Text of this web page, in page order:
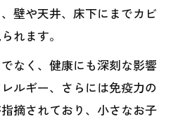
壁や天井、床下にまでカビ
れます。
なく、健康にも深刻な影響
ルギー、さらには免疫力の
摘されており、小さなお子